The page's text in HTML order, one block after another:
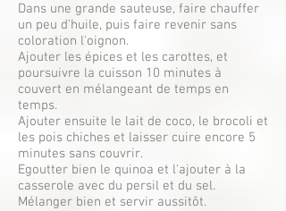
Dans une grande sauteuse, faire chauffer
un peu d'huile, puis faire revenir sans
coloration l'oignon.
Ajouter les épices et les carottes, et
poursuivre la cuisson 10 minutes à
couvert en mélangeant de temps en
temps.
Ajouter ensuite le lait de coco, le brocoli et
les pois chiches et laisser cuire encore 5
minutes sans couvrir.
Egoutter bien le quinoa et l'ajouter à la
casserole avec du persil et du sel.
Mélanger bien et servir aussitôt.